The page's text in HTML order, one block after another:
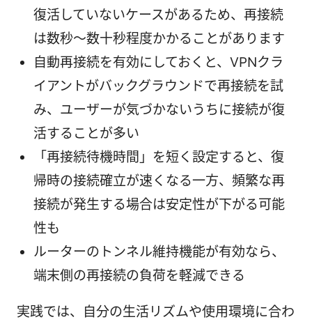
復活していないケースがあるため、再接続
は数秒〜数十秒程度かかることがあります
自動再接続を有効にしておくと、VPNクラ
イアントがバックグラウンドで再接続を試
み、ユーザーが気づかないうちに接続が復
活することが多い
「再接続待機時間」を短く設定すると、復
帰時の接続確立が速くなる一方、頻繁な再
接続が発生する場合は安定性が下がる可能
性も
ルーターのトンネル維持機能が有効なら、
端末側の再接続の負荷を軽減できる
実践では、自分の生活リズムや使用環境に合わ